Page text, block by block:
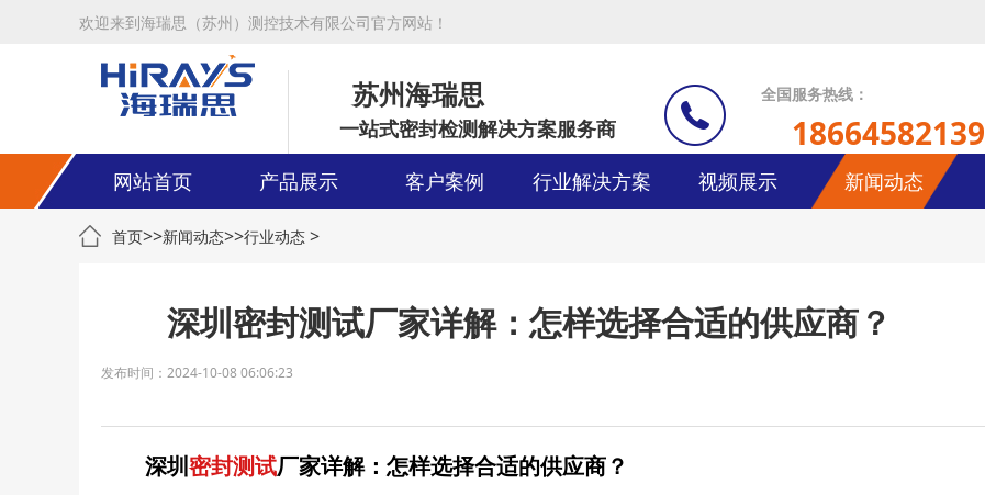
欢迎来到海瑞思（苏州）测控技术有限公司官方网站！
苏州海瑞思
一站式密封检测解决方案服务商
全国服务热线：
18664582139
网站首页 产品展示 客户案例 行业解决方案 视频展示 新闻动态
首页>>新闻动态>>行业动态 >
深圳密封测试厂家详解：怎样选择合适的供应商？
发布时间：2024-10-08 06:06:23
深圳密封测试厂家详解：怎样选择合适的供应商？